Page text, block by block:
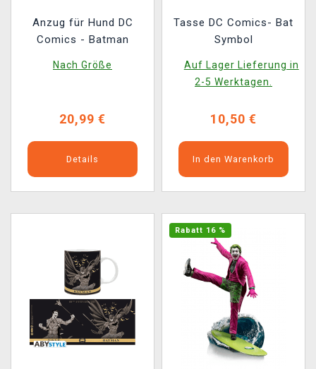
Anzug für Hund DC
Comics - Batman
Nach Größe
20,99 €
Details
Tasse DC Comics- Bat
Symbol
Auf Lager Lieferung in
2-5 Werktagen.
10,50 €
In den Warenkorb
Rabatt 16 %